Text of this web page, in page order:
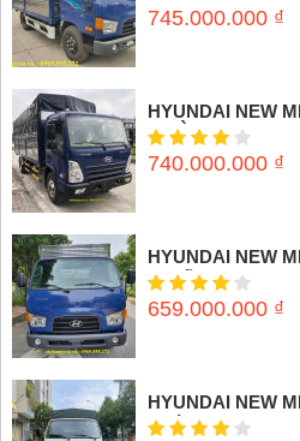
745.000.000 ₫
HYUNDAI NEW
(THÙNG MUI BẠT)
740.000.000 ₫
HYUNDAI NEW
3,5 tấn
659.000.000 ₫
HYUNDAI NEW
(Thùng mui bạt)